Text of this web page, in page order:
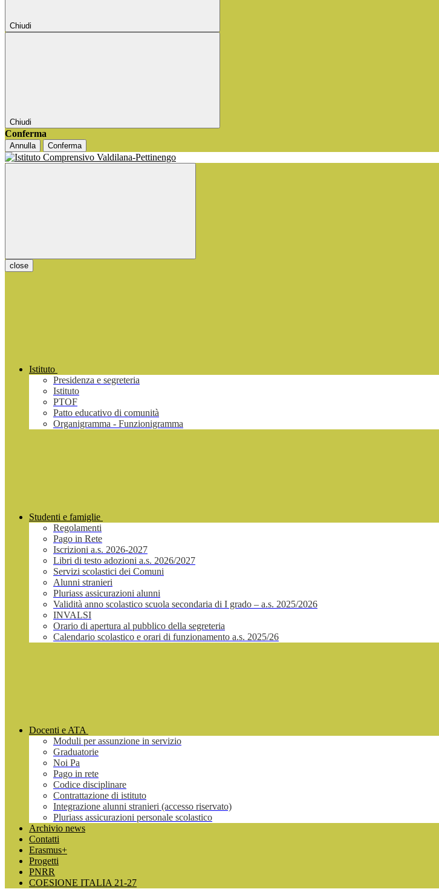
Chiudi
Chiudi
Conferma
Annulla Conferma
close
Istituto
Presidenza e segreteria
Istituto
PTOF
Patto educativo di comunità
Organigramma - Funzionigramma
Studenti e famiglie
Regolamenti
Pago in Rete
Iscrizioni a.s. 2026-2027
Libri di testo adozioni a.s. 2026/2027
Servizi scolastici dei Comuni
Alunni stranieri
Pluriass assicurazioni alunni
Validità anno scolastico scuola secondaria di I grado – a.s. 2025/2026
INVALSI
Orario di apertura al pubblico della segreteria
Calendario scolastico e orari di funzionamento a.s. 2025/26
Docenti e ATA
Moduli per assunzione in servizio
Graduatorie
Noi Pa
Pago in rete
Codice disciplinare
Contrattazione di istituto
Integrazione alunni stranieri (accesso riservato)
Pluriass assicurazioni personale scolastico
Archivio news
Contatti
Erasmus+
Progetti
PNRR
COESIONE ITALIA 21-27